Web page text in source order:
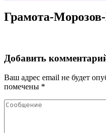
Грамота-
Добавить
Ваш адрес email не будет
помечены *